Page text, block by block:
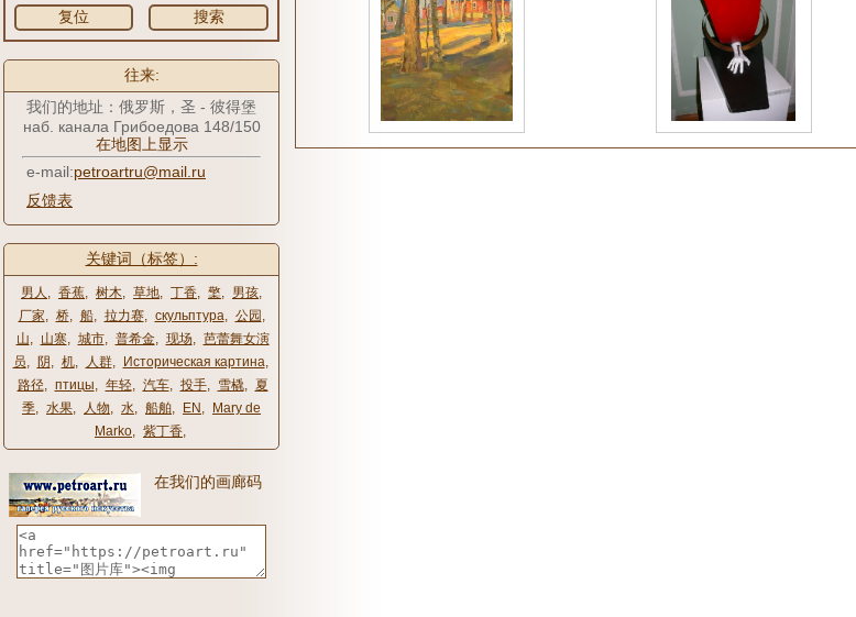
复位 搜索
往来:
我们的地址：俄罗斯，圣 - 彼得堡
наб. канала Грибоедова 148/150
在地图上显示
e-mail:petroartru@mail.ru
反馈表
关键词（标签）:
男人 , 香蕉, 树木, 草地, 丁香, 檠, 男孩,
厂家, 桥, 船, 拉力赛, скульптура, 公园 ,
山, 山寨, 城市, 普希金, 现场, 芭蕾舞女演
员, 阴 , 机, 人群, Историческая картина,
路径, птицы, 年轻, 汽车, 投手, 雪橇, 夏
季, 水果, 人物, 水, 船舶, EN ,
Mary de
Marko, 紫丁香,
在我们的画廊码